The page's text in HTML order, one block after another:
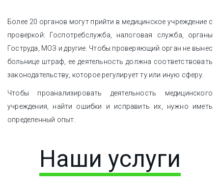
Более 20 органов могут прийти в медицинское учреждение с
проверкой: Госпотребслужба, налоговая служба, органы
Гоструда, МОЗ и другие. Чтобы проверяющий орган не вынес
больнице штраф, ее деятельность должна соответствовать
законодательству, которое регулирует ту или иную сферу.
Чтобы проанализировать деятельность медицинского
учреждения, найти ошибки и исправить их, нужно иметь
определенный опыт.
Наши услуги